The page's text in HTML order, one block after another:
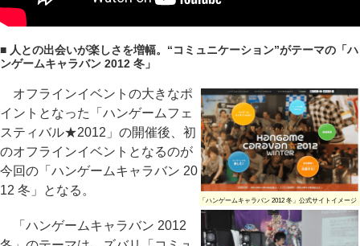
■ 人との出会いが楽しさを増幅。“コミュニケーション”がテーマの「ハ
ンゲームキャラバン 2012 冬」
「ハンゲームキャラバン 2012 冬」公式サイトイメージ
オフラインイベントの大きなポ
イントとなった「ハンゲームフェ
スティバル★2012」の開催後、初
のオフラインイベントとなるのが
今回の「ハンゲームキャラバン 20
12 冬」となる。
「ハンゲームキャラバン 2012